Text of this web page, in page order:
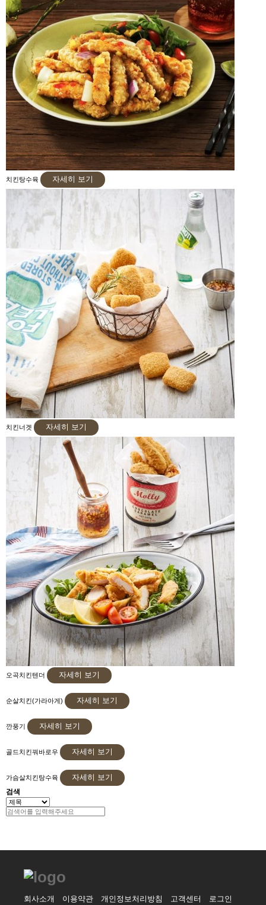
치킨탕수육 자세히 보기
치킨너겟 자세히 보기
오곡치킨텐더 자세히 보기
순살치킨(가라아게) 자세히 보기
깐풍기 자세히 보기
골드치킨꿔바로우 자세히 보기
가슴살치킨탕수육
자세히 보기
검색
회사소개 이용약관 개인정보처리방침 고객센터 로그인